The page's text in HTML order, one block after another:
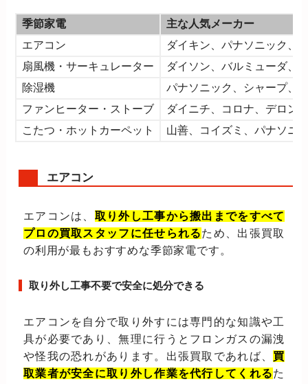
季節家電
主な人気メーカー
エアコン
ダイキン、パナソニック、
扇風機・サーキュレーター
ダイソン、バルミューダ、
除湿機
パナソニック、シャープ、
ファンヒーター・ストーブ
ダイニチ、コロナ、デロン
こたつ・ホットカーペット
山善、コイズミ、パナソニ
エアコン
エアコンは、 取り外し工事から搬出までをすべて
プロの買取スタッフに任せられるため、出張買取
の利用が最もおすすめな季節家電です。
取り外し工事不要で安全に処分できる
エアコンを自分で取り外すには専門的な知識や工
具が必要であり、無理に行うとフロンガスの漏洩
や怪我の恐れがあります。出張買取であれば、 買
取業者が安全に取り外し作業を代行してくれるた